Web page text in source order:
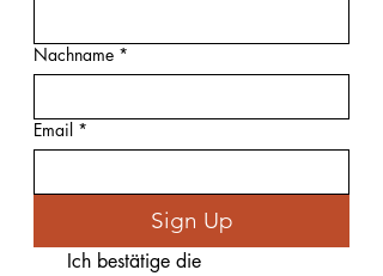
Nachname *
Email *
Sign Up